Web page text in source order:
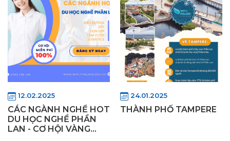
12.02.2025
CÁC NGÀNH NGHỀ HOT
DU HỌC NGHỀ PHẦN
LAN - CƠ HỘI VÀNG
24.01.2025
THÀNH PHỐ TAMPERE